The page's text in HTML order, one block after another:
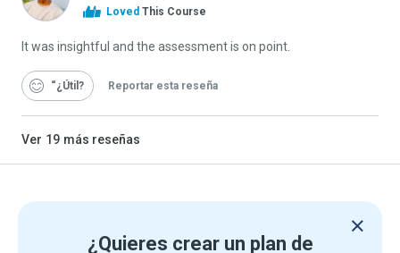
Alison
Loved This Course
It was insightful and the assessment is on point.
“¿Útil Reportar esta reseña
Ver 19 más reseñas
¿Quieres crear un plan de